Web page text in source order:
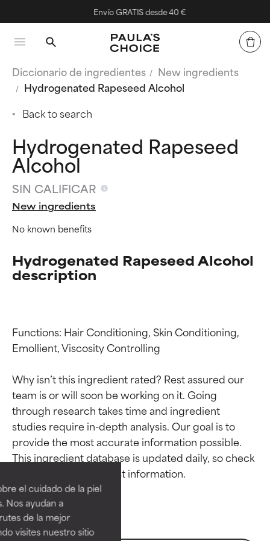
el cuidado de la piel
Nos ayudan a
de la mejor
visites nuestro sitio
Envío GRATIS desde 40 €
Diccionario de ingredientes
New ingredients
Hydrogenated Rapeseed Alcohol
Back to search
Hydrogenated Rapeseed
Alcohol
SIN CALIFICAR
New ingredients
No known benefits
Hydrogenated Rapeseed Alcohol
description
Functions: Hair Conditioning, Skin Conditioning,
Emollient, Viscosity Controlling
Why isn’t this ingredient rated? Rest assured our
team is or will soon be working on it. Going
through research takes time and ingredient
studies require in-depth analysis. Our goal is to
provide the most accurate information possible.
This ingredient database is updated daily, so check
Calificaciones de
ingredientes
EXCELENTE
Ingrediente sobresaliente con
beneficios reales para la piel. Su
Calificaciones de
ingredientes
EXCELENTE
Ingrediente sobresaliente con
beneficios reales para la piel. Su